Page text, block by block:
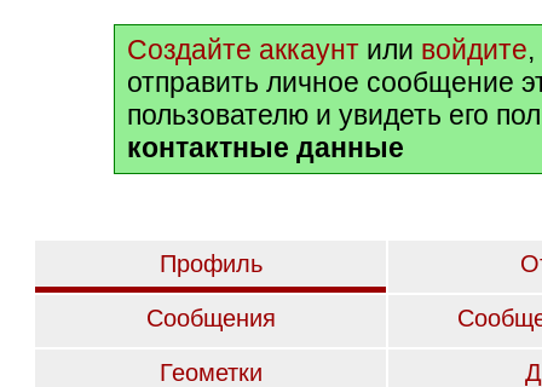
Создайте аккаунт или войдите
отправить личное сообщение
пользователю и увидеть его
контактные данные
Профиль
Сообщения
Геометки